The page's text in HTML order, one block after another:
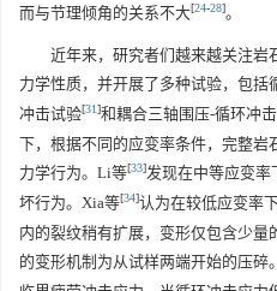
而与节理倾角的关系不大[24-28]。
近年来，研究者们越来越关注岩
力学性质，并开展了多种试验，包括
冲击试验[31]和耦合三轴围压-循环冲
下，根据不同的应变率条件，完整岩
力学行为。Li等[33]发现在中等应变
坏行为。Xia等[34]认为在较低应变率
内的裂纹稍有扩展，变形仅包含少
的变形机制为从试样两端开始的压碎